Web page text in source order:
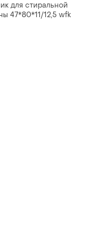
для стиральной
47*80*11/12,5 wfk